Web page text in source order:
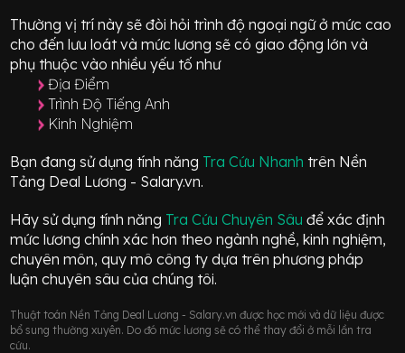
Thường vị trí này sẽ đòi hỏi trình độ ngoại ngữ ở mứccao
cho đến lưu loát và mức lương sẽ có giao độnglớn và
phụ thuộc vào nhiều yếu tố như
Địa Điểm
Trình Độ Tiếng Anh
Kinh Nghiệm
Bạn đang sử dụng tính năng Tra Cứu Nhanh trên Nền
Tảng Deal Lương - Salary.vn.
Hãy sử dụng tính năng Tra Cứu Chuyên Sâuđể xác định
mức lương chính xác hơn theo ngành nghề, kinh nghiệm,
chuyên môn, quy mô công ty dựa trên phương pháp
luận chuyên sâu của chúng tôi.
Thuật toán Nền Tảng Deal Lương - Salary.vn được học mới và dữ liệu được
bổ sung thường xuyên. Do đó mức lương sẽ có thể thay đổi ở mỗi lần tra
cứu.